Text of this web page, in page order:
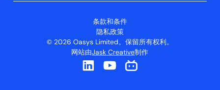
条款和条件
隐私政策
© 2026 Oasys Limited。保留所有权利。
网站由Jask Creative制作